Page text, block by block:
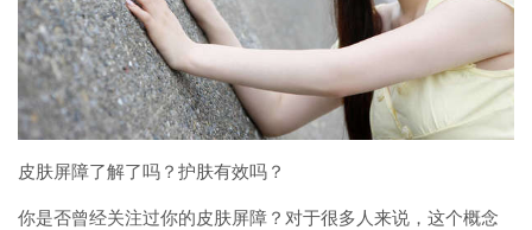
皮肤屏障了解了吗？护肤有效吗？
你是否曾经关注过你的皮肤屏障？对于很多人来说，这个概念